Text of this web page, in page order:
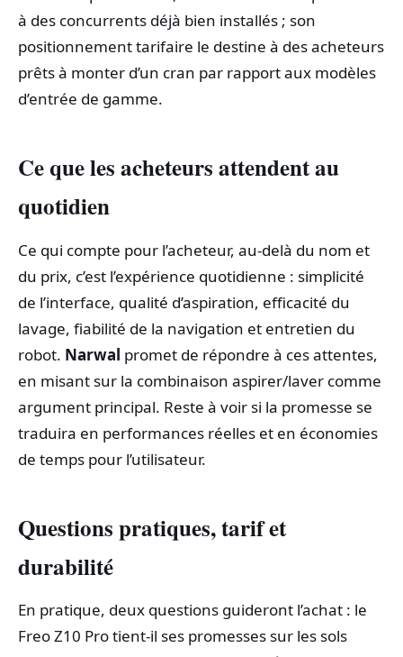
à des concurrents déjà bien installés ; son
positionnement tarifaire le destine à des acheteurs
prêts à monter d’un cran par rapport aux modèles
d’entrée de gamme.
Ce que les acheteurs attendent au
quotidien
Ce qui compte pour l’acheteur, au-delà du nom et
du prix, c’est l’expérience quotidienne : simplicité
de l’interface, qualité d’aspiration, efficacité du
lavage, fiabilité de la navigation et entretien du
robot. Narwal promet de répondre à ces attentes,
en misant sur la combinaison aspirer/laver comme
argument principal. Reste à voir si la promesse se
traduira en performances réelles et en économies
de temps pour l’utilisateur.
Questions pratiques, tarif et
durabilité
En pratique, deux questions guideront l’achat : le
Freo Z10 Pro tient-il ses promesses sur les sols